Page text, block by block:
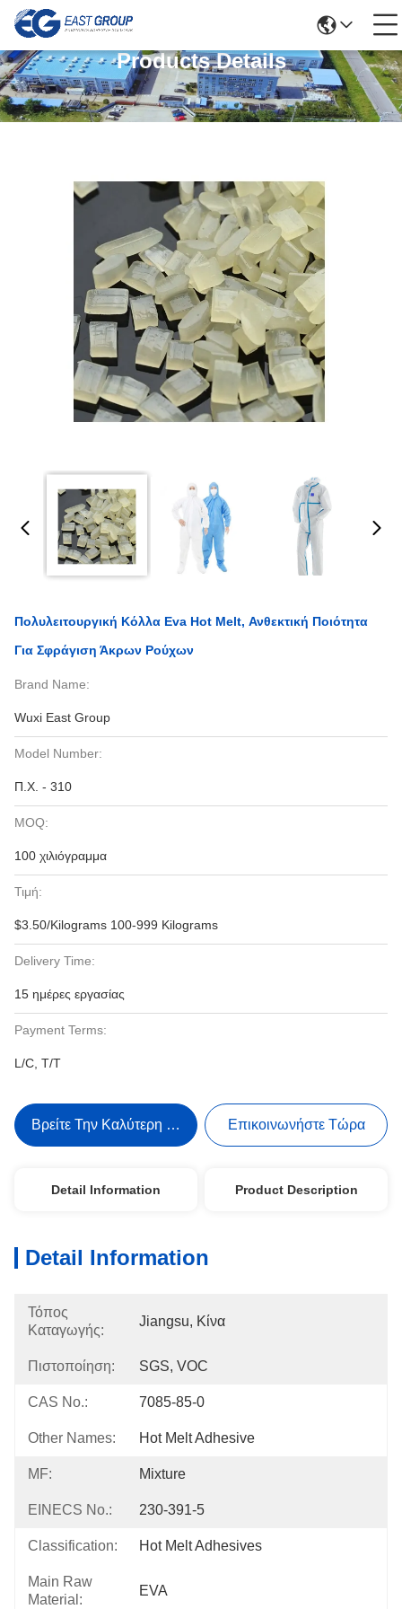
Products Details
Πολυλειτουργική Κόλλα Eva Hot Melt, Ανθεκτική Ποιότητα
Για Σφράγιση Άκρων Ρούχων
Brand Name:
Wuxi East Group
Model Number:
Π.Χ. - 310
MOQ:
100 χιλιόγραμμα
Τιμή:
$3.50/Kilograms 100-999 Kilograms
Delivery Time:
15 ημέρες εργασίας
Payment Terms:
L/C, T/T
Βρείτε Την Καλύτερη Τιμή Επικοινωνήστε Τώρα
Detail Information Product Description
Detail Information
Τόπος
Καταγωγής:
Jiangsu, Κίνα
Πιστοποίηση: SGS, VOC
CAS No.: 7085-85-0
Other Names: Hot Melt Adhesive
MF: Mixture
EINECS No.: 230-391-5
Classification: Hot Melt Adhesives
Main Raw
Material:
EVA